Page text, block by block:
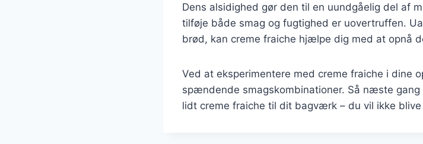
Dens alsidighed gør den til en uundgåelig del af
tilføje både smag og fugtighed er uovertruffen.
brød, kan creme fraiche hjælpe dig med at opnå
Ved at eksperimentere med creme fraiche i dine
spændende smagskombinationer. Så næste
lidt creme fraiche til dit bagværk – du vil ikke